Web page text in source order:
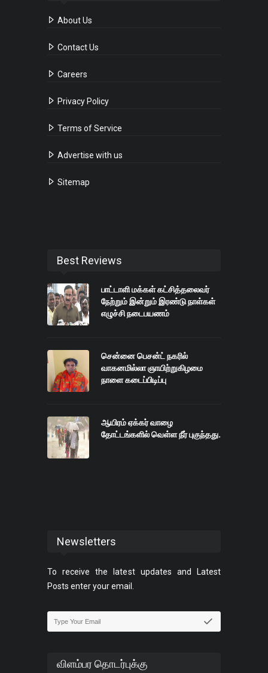
About Us
Contact Us
Careers
Privacy Policy
Terms of Service
Advertise with us
Sitemap
Best Reviews
பாட்டாளி மக்கள் கட்சித்தலைவர்
நேற்றும் இன்றும் இரண்டு நாள்கள்
எழுச்சி நடைபயணம்
சென்னை பெசன்ட் நகரில்
வாகனமில்லா ஞாயிற்றுகிழமை
நாளை கடைப்பிடிப்பு
ஆயிரம் ஏக்கர் வாழை
தோட்டங்களில் வெள்ள நீர் புகுந்தது.
Newsletters
To receive the latest updates and Latest
Posts enter your email.
விளம்பர தொடர்புக்கு